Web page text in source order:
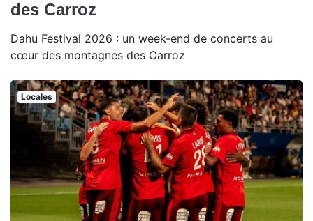
des Carroz
Dahu Festival 2026 : un week-end de concerts au
cœur des montagnes des Carroz
Locales